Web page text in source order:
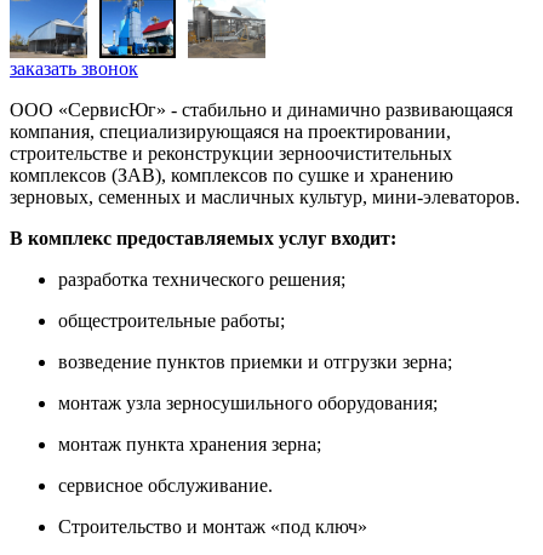
заказать звонок
ООО «СервисЮг» - стабильно и динамично развивающаяся
компания, специализирующаяся на проектировании,
строительстве и реконструкции зерноочистительных
комплексов (ЗАВ), комплексов по сушке и хранению
зерновых, семенных и масличных культур, мини-элеваторов.
В комплекс предоставляемых услуг входит:
разработка технического решения;
общестроительные работы;
возведение пунктов приемки и отгрузки зерна;
монтаж узла зерносушильного оборудования;
монтаж пункта хранения зерна;
сервисное обслуживание.
Строительство и монтаж «под ключ»